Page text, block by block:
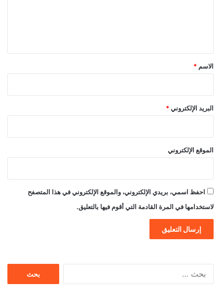
*
الاسم *
البريد الإلكتروني *
الموقع الإلكتروني
احفظ اسمي، بريدي الإلكتروني، والموقع الإلكتروني في هذا المتصفح
لاستخدامها في المرة القادمة التي أقوم فيها بالتعليق.